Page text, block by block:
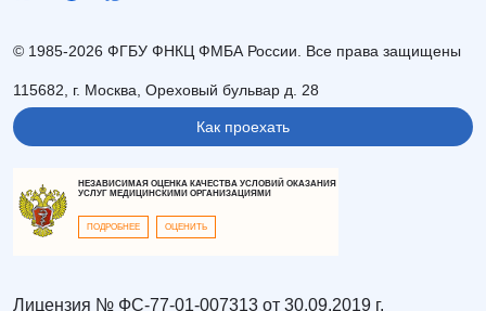
© 1985-2026 ФГБУ ФНКЦ ФМБА России. Все права защищены
115682, г. Москва, Ореховый бульвар д. 28
Как проехать
НЕЗАВИСИМАЯ ОЦЕНКА КАЧЕСТВА УСЛОВИЙ ОКАЗАНИЯ
УСЛУГ МЕДИЦИНСКИМИ ОРГАНИЗАЦИЯМИ
ПОДРОБНЕЕ ОЦЕНИТЬ
Лицензия № ФС-77-01-007313 от 30.09.2019 г.